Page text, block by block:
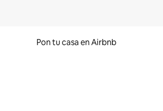
Pon tu casa en Airbnb